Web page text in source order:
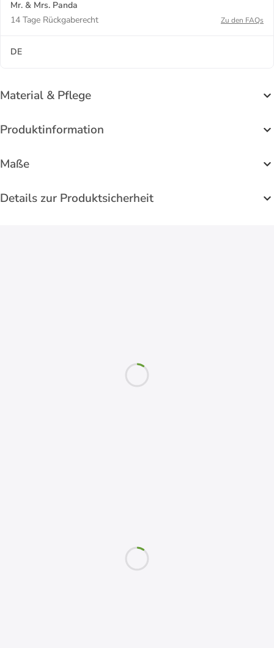
Mr. & Mrs. Panda
14 Tage Rückgaberecht
Zu den FAQs
DE
Material & Pflege
Produktinformation
Maße
Details zur Produktsicherheit